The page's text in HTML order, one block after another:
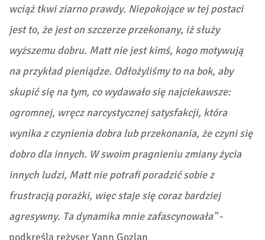
wciąż tkwi ziarno prawdy. Niepokojące w tej postaci
jest to, że jest on szczerze przekonany, iż służy
wyższemu dobru. Matt nie jest kimś, kogo motywują
na przykład pieniądze. Odłożyliśmy to na bok, aby
skupić się na tym, co wydawało się najciekawsze:
ogromnej, wręcz narcystycznej satysfakcji, która
wynika z czynienia dobra lub przekonania, że czyni się
dobro dla innych. W swoim pragnieniu zmiany życia
innych ludzi, Matt nie potrafi poradzić sobie z
frustracją porażki, więc staje się coraz bardziej
agresywny. Ta dynamika mnie zafascynowała"-
podkreśla reżyser Yann Gozlan